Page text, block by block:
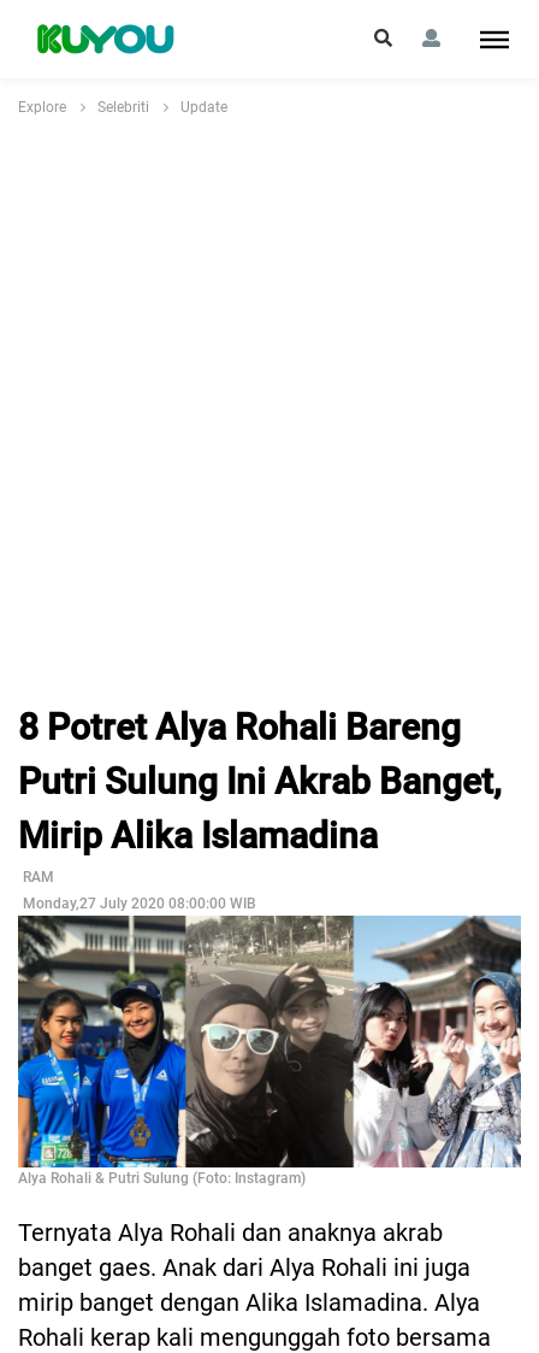
Explore Selebriti Update
8 Potret Alya Rohali Bareng
Putri Sulung Ini Akrab Banget,
Mirip Alika Islamadina
RAM
Monday,27 July 2020 08:00:00 WIB
Alya Rohali & Putri Sulung (Foto: Instagram)
Ternyata Alya Rohali dan anaknya akrab
banget gaes. Anak dari Alya Rohali ini juga
mirip banget dengan Alika Islamadina. Alya
Rohali kerap kali mengunggah foto bersama